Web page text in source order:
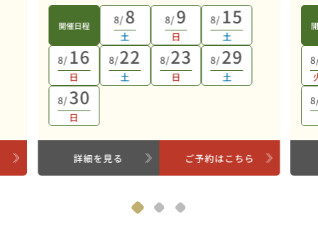
開催日程 8/8
土
8/9
日
8/ 15
土
8/ 16
日
8/22
土
8/23
日
8/29
土
8/30
日
詳細を見る ご予約はこちら